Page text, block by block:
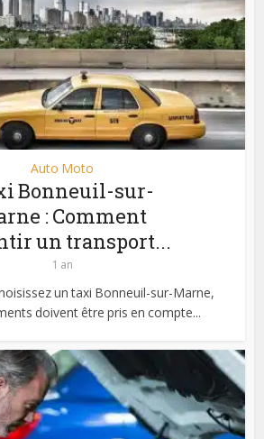
Auto Moto
Bonneuil-sur-
: Comment
un transport...
1 an
un taxi Bonneuil-sur-Marne,
doivent être pris en compte...